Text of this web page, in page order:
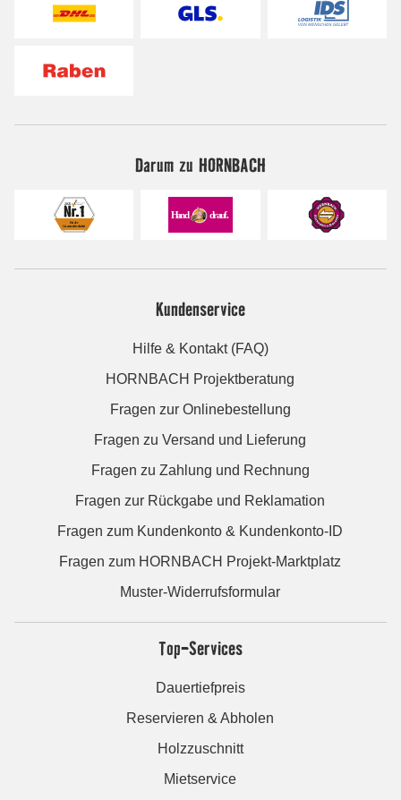
Darum zu HORNBACH
Kundenservice
Hilfe & Kontakt (FAQ)
HORNBACH Projektberatung
Fragen zur Onlinebestellung
Fragen zu Versand und Lieferung
Fragen zu Zahlung und Rechnung
Fragen zur Rückgabe und Reklamation
Fragen zum Kundenkonto & Kundenkonto-ID
Fragen zum HORNBACH Projekt-Marktplatz
Muster-Widerrufsformular
Top-Services
Dauertiefpreis
Reservieren & Abholen
Holzzuschnitt
Mietservice